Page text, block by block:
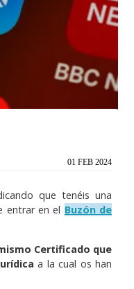
01 FEB 2024
que tenéis una
entrar en el Buzón de
Certificado que
a la cual os han